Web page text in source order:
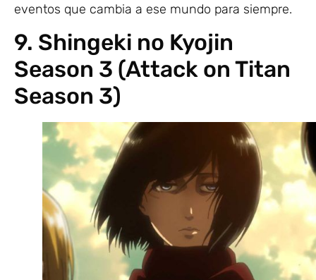
eventos que cambia a ese mundo para siempre.
9. Shingeki no Kyojin
Season 3 (Attack on Titan
Season 3)